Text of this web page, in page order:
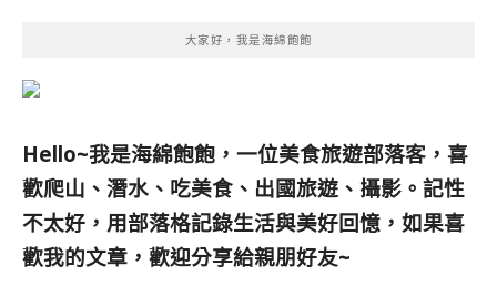
大家好，我是海綿飽飽
Hello~我是海綿飽飽，一位美食旅遊部落客， 喜
歡爬山、潛水、吃美食、出國旅遊、攝影。 記性
不太好，用部落格記錄生活與美好回憶， 如果喜
歡我的文章，歡迎分享給親朋好友~